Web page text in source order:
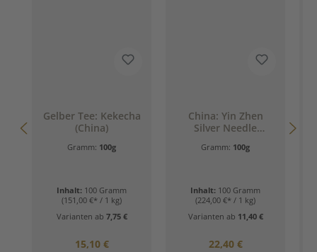
Gelber Tee: Kekecha
(China)
Gramm: 100g
Inhalt: 100 Gramm
(151,00 €* / 1 kg)
Varianten ab 7,75 €
Regulärer Preis:
15,10 €
China: Yin Zhen
Silver Needle
Rein. Kostbar.)
Gramm: 100g
Inhalt: 100 Gramm
(224,00 €* / 1 kg)
Varianten ab 11,40 €
Regulärer Preis:
22,40 €